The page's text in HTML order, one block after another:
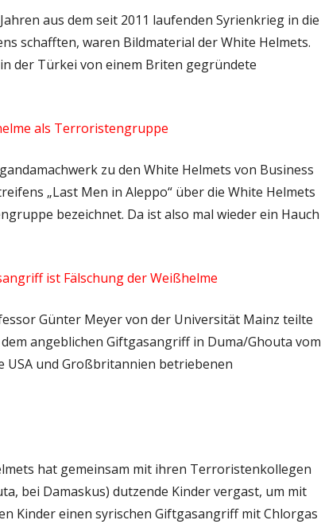
aus dem seit 2011 laufenden Syrienkrieg in die
schafften, waren Bildmaterial der White Helmets.
der Türkei von einem Briten gegründete
als Terroristengruppe
zu den White Helmets von Business
„Last Men in Aleppo“ über die White Helmets
bezeichnet. Da ist also mal wieder ein Hauch
ist Fälschung der Weißhelme
Günter Meyer von der Universität Mainz teilte
angeblichen Giftgasangriff in Duma/Ghouta vom
USA und Großbritannien betriebenen
hat gemeinsam mit ihren Terroristenkollegen
bei Damaskus) dutzende Kinder vergast, um mit
Kinder einen syrischen Giftgasangriff mit Chlorgas